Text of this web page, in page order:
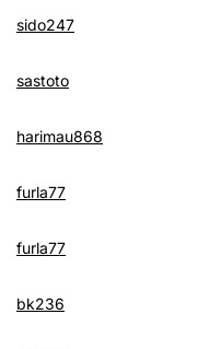
sido247
sastoto
harimau868
furla77
furla77
bk236